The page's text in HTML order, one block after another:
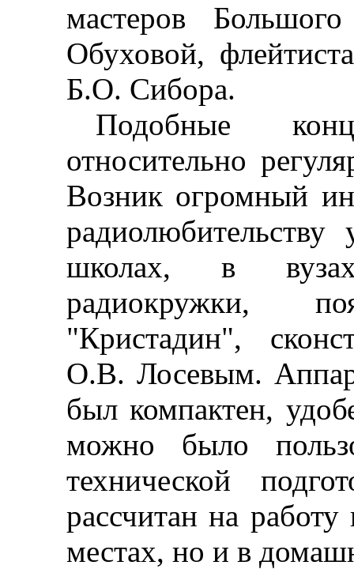
мастеров
Обуховой,
Б.О. Сибора.
Подобные
относительно
Возник огромный
школах, в
радиокружки,
"Кристадин",
О.В. Лосевым.
был компактен,
можно было
технической
рассчитан на
местах, но и в